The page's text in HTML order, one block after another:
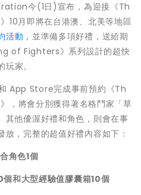
今(1日)宣布，為迎接《Th
10月即將在台港澳、北美等地區
活動 ，並準備多項好禮， 送給期
of Fighters》系列設計的超快
家。
App Store完成事前預約《Th
，將會分別獲得著名格鬥家「草
其他優渥好禮和角色， 則會在事
， 完整的超值好禮內容如下：
角色1個
個和大型經驗值膠囊箱10個